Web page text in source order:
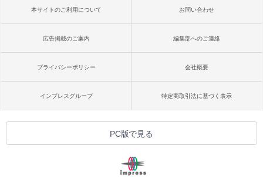
本サイトのご利用について お問い合わせ
広告掲載のご案内 編集部へのご連絡
プライバシーポリシー 会社概要
インプレスグループ 特定商取引法に基づく表示
PC版で見る